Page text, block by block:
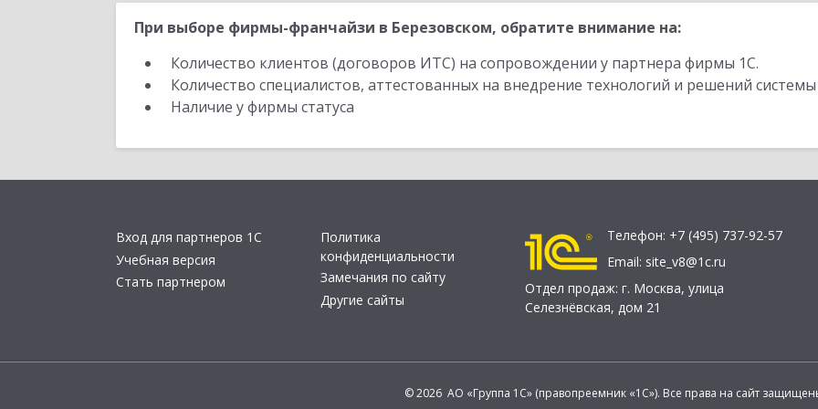
При выборе фирмы-франчайзи в Березовском, обратите внимание на:
Количество клиентов (договоров ИТС) на сопровождении у партнера фирмы 1С.
Количество специалистов, аттестованных на внедрение технологий и решений
Наличие у фирмы статуса
Вход для партнеров 1С
Учебная версия
Стать партнером
Политика
конфиденциальности
Замечания по сайту
Другие сайты
Телефон: +7 (495) 737-92-57
Email: site_v8@1c.ru
Отдел продаж: г. Москва, улица
Селезнёвская, дом 21
© 2026 АО «Группа 1С» (правопреемник «1С»). Все права на сайт